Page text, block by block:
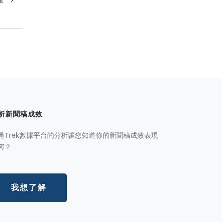
新聞稿成效
Trek數據平台的分析讓您知道你的新聞稿成效表現
？
我想了解